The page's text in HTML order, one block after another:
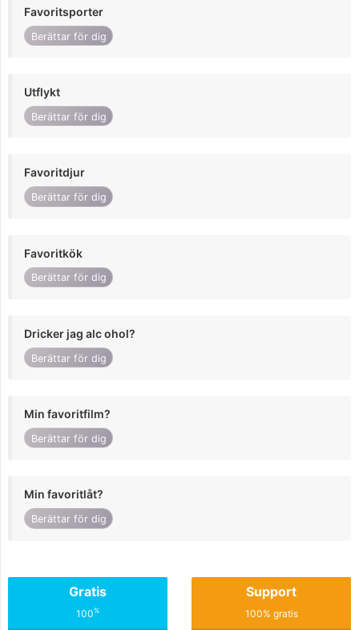
Favoritsporter
Berättar för dig
Utflykt
Berättar för dig
Favoritdjur
Berättar för dig
Favoritkök
Berättar för dig
Dricker jag alc ohol?
Berättar för dig
Min favoritfilm?
Berättar för dig
Min favoritlåt?
Berättar för dig
Gratis
100%
Support
100% gratis